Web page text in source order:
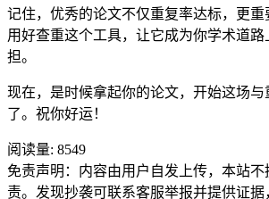
记住，优秀的论文不仅重复率达标，更重
用好查重这个工具，让它成为你学术道路
担。
现在，是时候拿起你的论文，开始这场
了。祝你好运！
阅读量: 8549
免责声明：内容由用户自发上传，本站不
责。发现抄袭可联系客服举报并提供证据